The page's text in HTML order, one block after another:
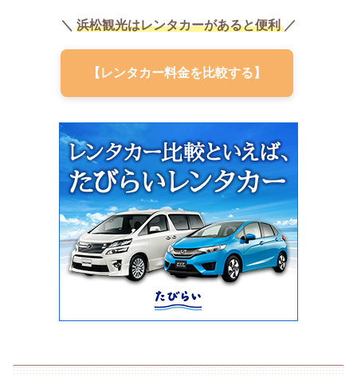
＼ 浜松観光はレンタカーがあると便利／
【レンタカー料金を比較する】